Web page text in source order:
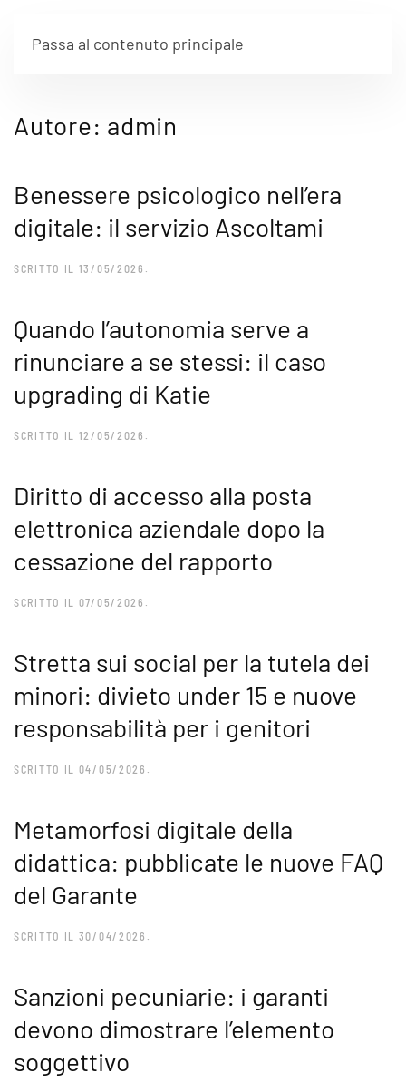
Passa al contenuto principale
Autore: admin
Benessere psicologico nell’era
digitale: il servizio Ascoltami
SCRITTO IL 13/05/2026 .
Quando l’autonomia serve a
rinunciare a se stessi: il caso
upgrading di Katie
SCRITTO IL 12/05/2026 .
Diritto di accesso alla posta
elettronica aziendale dopo la
cessazione del rapporto
SCRITTO IL 07/05/2026 .
Stretta sui social per la tutela dei
minori: divieto under 15 e nuove
responsabilità per i genitori
SCRITTO IL 04/05/2026 .
Metamorfosi digitale della
didattica: pubblicate le nuove FAQ
del Garante
SCRITTO IL 30/04/2026 .
Sanzioni pecuniarie: i garanti
devono dimostrare l’elemento
soggettivo